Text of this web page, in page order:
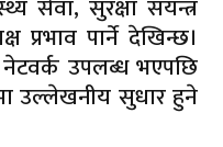
सेवा, सुरक्षा संयन्त्र
प्रभाव पार्ने देखिन्छ।
नेटवर्क उपलब्ध भएपछि
उल्लेखनीय सुधार हुने